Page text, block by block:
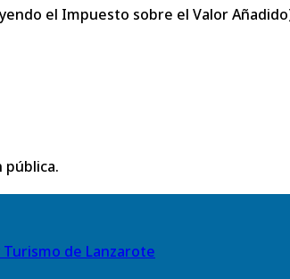
el Impuesto sobre el Valor
pública.
de Lanzarote